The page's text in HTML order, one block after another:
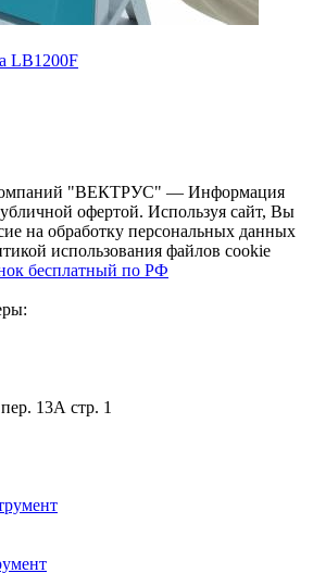
LB1200F
"ВЕКТРУС" — Информация
офертой. Используя сайт, Вы
на обработку персональных данных
использования файлов cookie
бесплатный по РФ
13А стр. 1